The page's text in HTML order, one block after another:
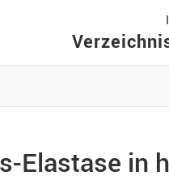
Elastase in